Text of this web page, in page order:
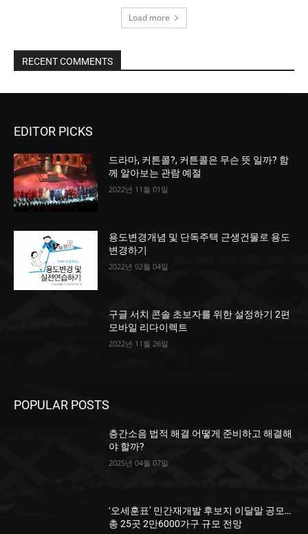
Load more
RECENT COMMENTS
EDITOR PICKS
드라마, 커튼콜?, 커튼콜은 무슨 뜻 일까? 함
께 알아보는 관람 예절
2022년 11월 01일
용도변경개념 및 단독주택 근생건물로 용도
변경하기
2022년 02월 04일
구글 서치 콘솔 초보자를 위한 설정하기 2편
모바일 리다이렉트
2022년 11월 26일
POPULAR POSTS
층간소음 법적 해결 어떻게 준비하고 해결해
야 할까?
2025년 04월 07일
‘오세훈표’ 민간재개발 후보지 이달말 공모…
총 25곳 2만6000가구 규모 전망